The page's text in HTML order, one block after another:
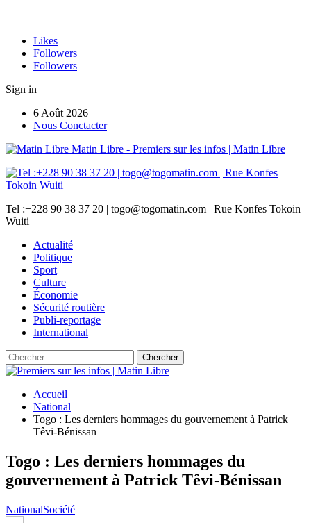
Likes
Followers
Followers
Sign in
6 Août 2026
Nous Conctacter
Matin Libre - Premiers sur les infos | Matin Libre
Tel :+228 90 38 37 20 | togo@togomatin.com | Rue Konfes Tokoin
Wuiti
Actualité
Politique
Sport
Culture
Économie
Sécurité routière
Publi-reportage
International
Accueil
National
Togo : Les derniers hommages du gouvernement à Patrick
Têvi-Bénissan
Togo : Les derniers hommages du
gouvernement à Patrick Têvi-Bénissan
NationalSociété